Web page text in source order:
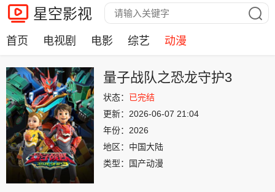
星空影视
首页 电视剧 电影 综艺 动漫
量子战队之恐龙守护3
状态： 已完结
更新： 2026-06-07 21:04
年份： 2026
地区： 中国大陆
类型：
国产动漫